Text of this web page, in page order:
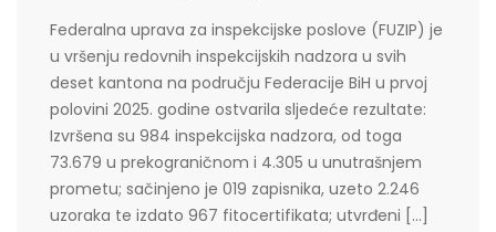
Federalna uprava za inspekcijske poslove (FUZIP) je
u vršenju redovnih inspekcijskih nadzora u svih
deset kantona na području Federacije BiH u prvoj
polovini 2025. godine ostvarila sljedeće rezultate:
Izvršena su 984 inspekcijska nadzora, od toga
73.679 u prekograničnom i 4.305 u unutrašnjem
prometu; sačinjeno je 019 zapisnika, uzeto 2.246
uzoraka te izdato 967 fitocertifikata; utvrđeni […]